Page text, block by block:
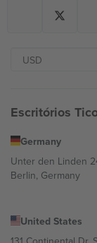
Escritórios
Germany
Unter den Linden
Berlin, Germany
United States